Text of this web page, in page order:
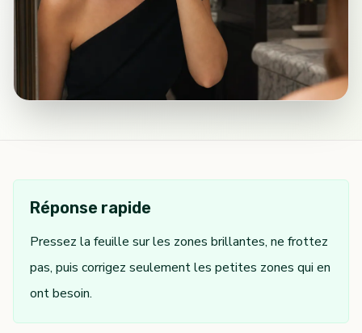
Réponse rapide
Pressez la feuille sur les zones brillantes, ne frottez
pas, puis corrigez seulement les petites zones qui en
ont besoin.